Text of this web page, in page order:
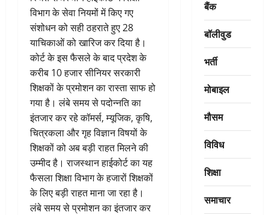
विभाग के सेवा नियमों में किए गए
संशोधन को सही ठहराते हुए 28
याचिकाओं को खारिज कर दिया है।
कोर्ट के इस फैसले के बाद प्रदेश के
करीब 10 हजार सीनियर सरकारी
शिक्षकों के प्रमोशन का रास्ता साफ हो
गया है। लंबे समय से पदोन्नति का
इंतजार कर रहे कॉमर्स, म्यूजिक, कृषि,
चित्रकला और गृह विज्ञान विषयों के
शिक्षकों को अब बड़ी राहत मिलने की
उम्मीद है। राजस्थान हाईकोर्ट का यह
फैसला शिक्षा विभाग के हजारों शिक्षकों
के लिए बड़ी राहत माना जा रहा है।
लंबे समय से प्रमोशन का इंतजार कर
बैंक
बॉलीवुड
भर्ती
मोबाइल
मौसम
विविध
शिक्षा
समाचार